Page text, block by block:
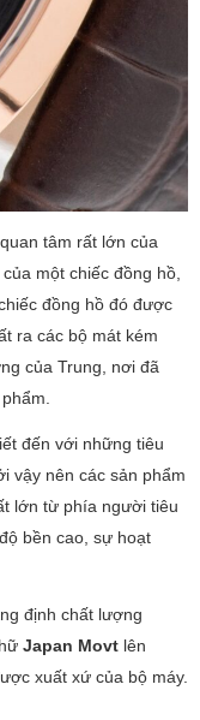
tâm rất lớn của
một chiếc đồng hồ,
đồng hồ đó được
ra các bộ mát kém
của Trung, nơi đã
đến với những tiêu
vậy nên các sản phẩm
lớn từ phía người tiêu
bền cao, sự hoạt
định chất lượng
Japan Movt lên
xuất xứ của bộ máy.